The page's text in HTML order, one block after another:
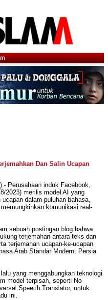
Dan Salin Ucapan
) - Perusahaan induk Facebook,
2023) merilis model AI yang
dalam puluhan bahasa,
komunikasi real-
sebuah postingan blog bahwa
terjemahan antara teks dan
terjemahan ucapan-ke-ucapan
Arab Standar Modern, Persia
yang menggabungkan teknologi
model terpisah, seperti No
Speech Translator, untuk
ini.